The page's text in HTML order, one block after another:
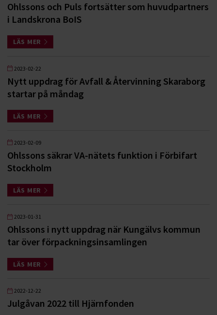
Ohlssons och Puls fortsätter som huvudpartners
i Landskrona BoIS
LÄS MER
2023-02-22
Nytt uppdrag för Avfall & Återvinning Skaraborg
startar på måndag
LÄS MER
2023-02-09
Ohlssons säkrar VA-nätets funktion i Förbifart
Stockholm
LÄS MER
2023-01-31
Ohlssons i nytt uppdrag när Kungälvs kommun
tar över förpackningsinsamlingen
LÄS MER
2022-12-22
Julgåvan 2022 till Hjärnfonden